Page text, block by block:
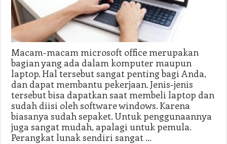
Macam-macam microsoft office merupakan
bagian yang ada dalam komputer maupun
laptop. Hal tersebut sangat penting bagi Anda,
dan dapat membantu pekerjaan. Jenis-jenis
tersebut bisa dapatkan saat membeli laptop dan
sudah diisi oleh software windows. Karena
biasanya sudah sepaket. Untuk penggunaannya
juga sangat mudah, apalagi untuk pemula.
Perangkat lunak sendiri sangat …